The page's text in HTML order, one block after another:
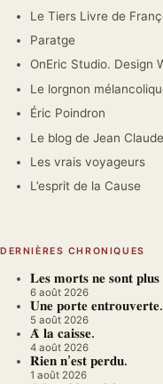
Le Tiers Livre de
Paratge
OnEric Studio. Design
Le lorgnon
Éric Poindron
Le blog de Jean
Les vrais voyageurs
L’esprit de la Cause
DERNIÈRES CHRONIQUES
𝐋𝐞𝐬 𝐦𝐨𝐫𝐭𝐬 𝐧𝐞 𝐬𝐨𝐧𝐭
6 août 2026
𝐔𝐧𝐞 𝐩𝐨𝐫𝐭𝐞 𝐞𝐧𝐭𝐫𝐨𝐮𝐯𝐞𝐫𝐭𝐞.
5 août 2026
𝐀̀ 𝐥𝐚 𝐜𝐚𝐢𝐬𝐬𝐞.
4 août 2026
𝐑𝐢𝐞𝐧 𝐧’𝐞𝐬𝐭 𝐩𝐞𝐫𝐝𝐮.
1 août 2026